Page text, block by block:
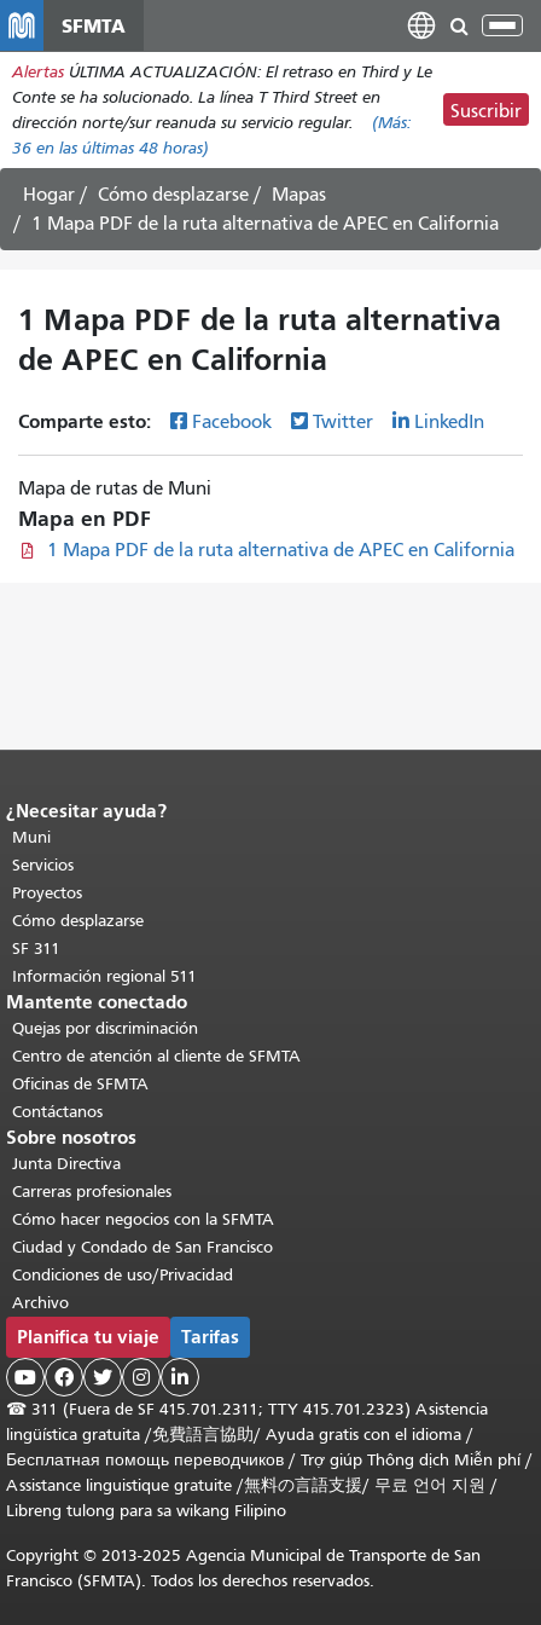
contenido
principal
SFMTA
Alertas ÚLTIMA ACTUALIZACIÓN: El retraso en Third y Le
Conte se ha solucionado. La línea T Third Street en
dirección norte/sur reanuda su servicio regular.
(Más:
36 en las últimas 48 horas)
Suscribir
Hogar Cómo desplazarse
Mapas
1 Mapa PDF de la ruta alternativa de APEC en California
1 Mapa PDF de la ruta alternativa
de APEC en California
Comparte esto: Facebook Twitter LinkedIn
Mapa de rutas de Muni
Mapa en PDF
1 Mapa PDF de la ruta alternativa de APEC en California
Fin del contenido de la página.
de esta página se repite en todas las
páginas.Volver al principio del
contenido principal
¿Necesitar ayuda?
Muni
Servicios
Proyectos
Cómo desplazarse
SF 311
Información regional 511
Mantente conectado
Quejas por discriminación
Centro de atención al cliente de SFMTA
Oficinas de SFMTA
Contáctanos
Sobre nosotros
Junta Directiva
Carreras profesionales
Cómo hacer negocios con la SFMTA
Ciudad y Condado de San Francisco
Condiciones de uso/Privacidad
Archivo
Planifica tu viaje Tarifas
    
☎ 311 (Fuera de SF 415.701.2311; TTY 415.701.2323) Asistencia
lingüística gratuita /免費語言協助/ Ayuda gratis con el idioma /
Бесплатная помощь переводчиков / Trợ giúp Thông dịch Miễn phí/
Assistance linguistique gratuite /無料の言語支援/ 무료 언어 지원 /
Libreng tulong para sa wikang Filipino
Copyright © 2013-2025 Agencia Municipal de Transporte de San
Francisco (SFMTA). Todos los derechos reservados.